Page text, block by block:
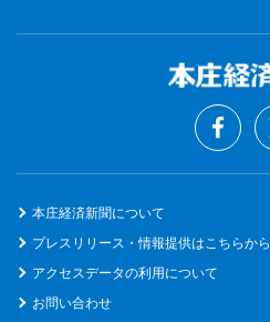
本庄経済新聞について
プレスリリース・情報提供はこちらから
アクセスデータの利用について
お問い合わせ